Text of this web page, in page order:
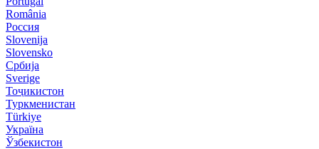
România
Россия
Slovenija
Slovensko
Србија
Sverige
Тоҷикистон
Туркменистан
Türkiye
Україна
Ўзбекистон